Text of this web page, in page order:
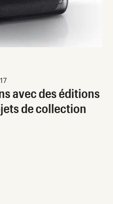
avec des éditions
de collection